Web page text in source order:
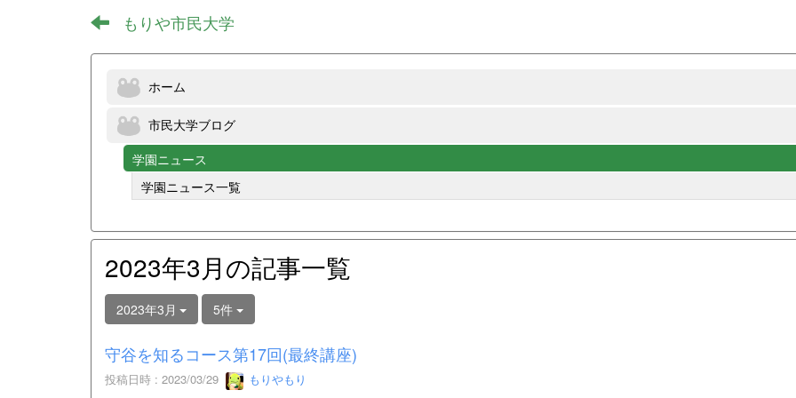
もりや市民大学
ホーム
市民大学ブログ
学園ニュース
学園ニュース一覧
2023年3月の記事一覧
2023年3月 5件
守谷を知るコース第17回(最終講座)
投稿日時 : 2023/03/29 もりやもり